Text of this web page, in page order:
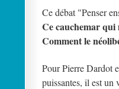
Ce débat "Penser
Ce cauchemar qui
Comment le
Pour Pierre Dardot
puissantes, il est un